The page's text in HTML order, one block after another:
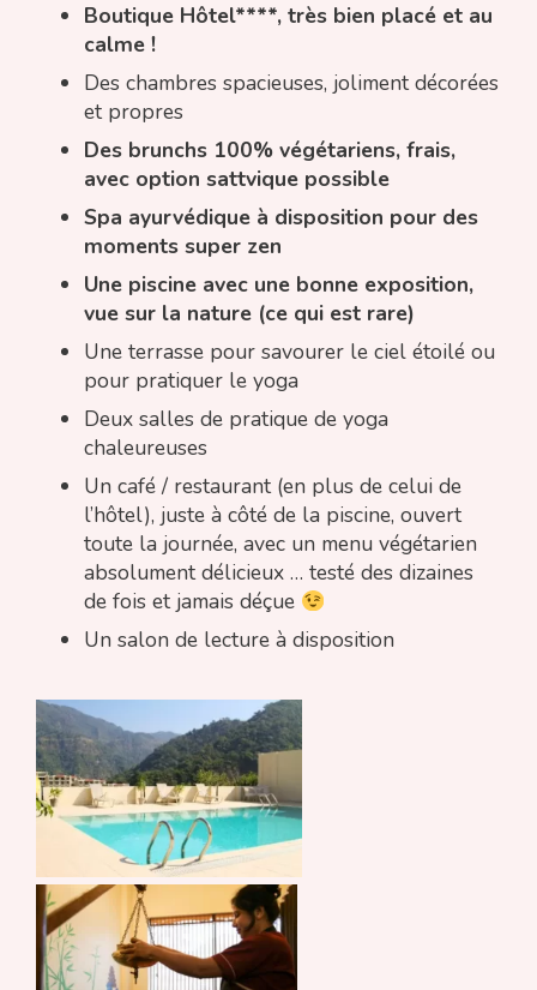
Boutique Hôtel****, très bien placé et au
calme !
Des chambres spacieuses, joliment décorées
et propres
Des brunchs 100% végétariens, frais,
avec option sattvique possible
Spa ayurvédique à disposition pour des
moments super zen
Une piscine avec une bonne exposition,
vue sur la nature (ce qui est rare)
Une terrasse pour savourer le ciel étoilé ou
pour pratiquer le yoga
Deux salles de pratique de yoga
chaleureuses
Un café / restaurant (en plus de celui de
l’hôtel), juste à côté de la piscine, ouvert
toute la journée, avec un menu végétarien
absolument délicieux … testé des dizaines
de fois et jamais déçue
Un salon de lecture à disposition